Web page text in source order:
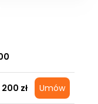
200 zł Umów